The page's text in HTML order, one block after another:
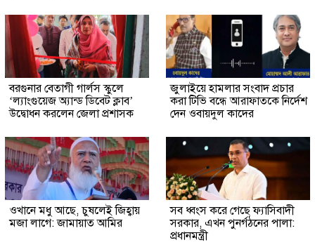
বরগুনার বেতাগী গার্লস স্কুলে
‘ল্যাংগুয়েজ অ্যান্ড ডিবেট ক্লাব’
উদ্বোধন করলেন জেলা প্রশাসক
জুলাইয়ে হামলার সংবাদ প্রচার
করা টিভি বন্ধে আরাফাতকে নির্দেশ
দেন ওবায়দুল কাদের
ওখানে মধু আছে, চুষলেই জিহ্বায়
মজা লাগে: জামায়াত আমির
সব ধ্বংস করে গেছে ফ্যাসিবাদী
সরকার, এখন পুনর্গঠনের পালা:
প্রধানমন্ত্রী